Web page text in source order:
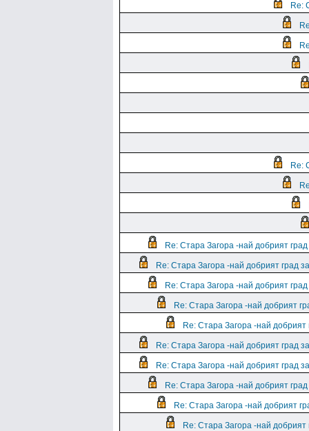
Re:
Re:
Re: Стара Загора -най добрият
Re: Стара Загора -най добрият град
Re: Стара Загора -най добрият
Re: Стара Загора -най добрият
Re: Стара Загора -най добрият
Re: Стара Загора -най добрият град
Re: Стара Загора -най добрият град
Re: Стара Загора -най добрият
Re: Стара Загора -най добрият
Re: Стара Загора -най